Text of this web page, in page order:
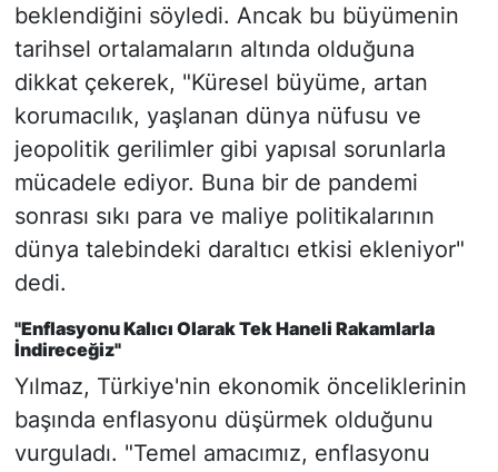
beklendiğini söyledi. Ancak bu büyümenin
tarihsel ortalamaların altında olduğuna
dikkat çekerek, "Küresel büyüme, artan
korumacılık, yaşlanan dünya nüfusu ve
jeopolitik gerilimler gibi yapısal sorunlarla
mücadele ediyor. Buna bir de pandemi
sonrası sıkı para ve maliye politikalarının
dünya talebindeki daraltıcı etkisi ekleniyor"
dedi.
"Enflasyonu Kalıcı Olarak Tek Haneli Rakamlarla
İndireceğiz"
Yılmaz, Türkiye'nin ekonomik önceliklerinin
başında enflasyonu düşürmek olduğunu
vurguladı. "Temel amacımız, enflasyonu